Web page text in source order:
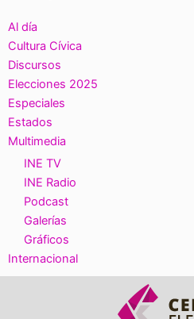
Al día
Cultura Cívica
Discursos
Elecciones 2025
Especiales
Estados
Multimedia
INE TV
INE Radio
Podcast
Galerías
Gráficos
Internacional